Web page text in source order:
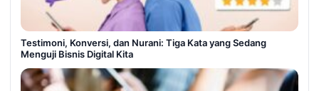
Testimoni, Konversi, dan Nurani: Tiga Kata yang Sedang
Menguji Bisnis Digital Kita